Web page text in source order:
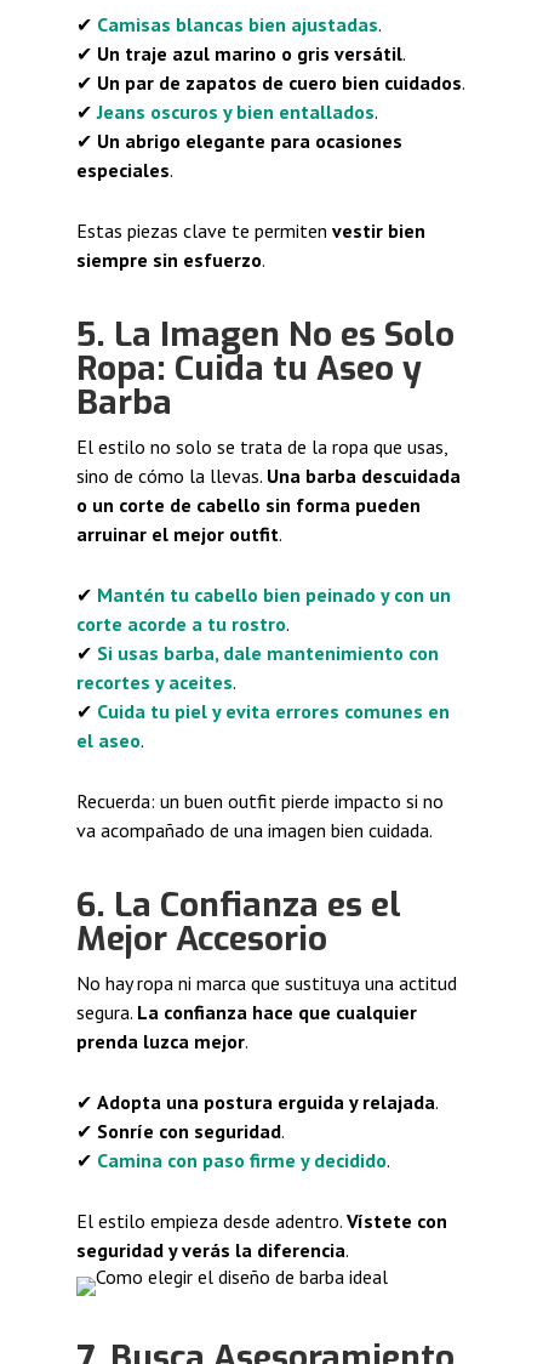
✔ Camisas blancas bien ajustadas.
✔ Un traje azul marino o gris versátil.
✔ Un par de zapatos de cuero bien cuidados.
✔Jeans oscuros y bien entallados.
✔ Un abrigo elegante para ocasiones
especiales.
Estas piezas clave te permiten vestir bien
siempre sin esfuerzo.
5. La Imagen No es Solo
Ropa: Cuida tu Aseo y
Barba
El estilo no solo se trata de la ropa que usas,
sino de cómo la llevas. Una barba descuidada
o un corte de cabello sin forma pueden
arruinar el mejor outfit.
✔ Mantén tu cabello bien peinado y con un
corte acorde a tu rostro.
✔ Si usas barba, dale mantenimiento con
recortes y aceites.
✔ Cuida tu piel y evita errores comunes en
el aseo.
Recuerda: un buen outfit pierde impacto si no
va acompañado de una imagen bien cuidada.
6. La Confianza es el
Mejor Accesorio
No hay ropa ni marca que sustituya una actitud
segura. La confianza hace que cualquier
prenda luzca mejor.
✔ Adopta una postura erguida y relajada.
✔ Sonríe con seguridad.
✔ Camina con paso firme y decidido.
El estilo empieza desde adentro. Vístete con
seguridad y verás la diferencia.